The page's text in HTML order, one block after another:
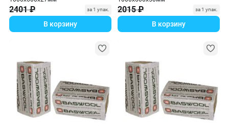
2401 ₽ за 1 упак.
В корзину
2015 ₽ за 1 упак.
В корзину